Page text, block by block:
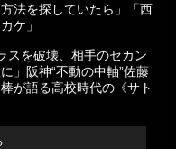
法を探していたら」「西
ケ」
スを破壊、相手のセカン
」阪神“不動の中軸”佐藤
が語る高校時代の《サト